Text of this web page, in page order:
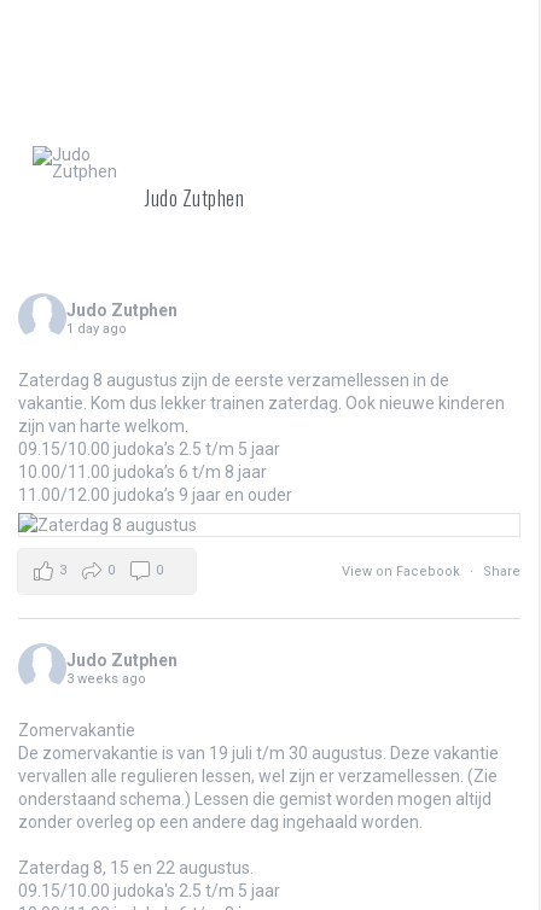
Judo Zutphen
Judo Zutphen
1 day ago
Zaterdag 8 augustus zijn de eerste verzamellessen in de
vakantie. Kom dus lekker trainen zaterdag. Ook nieuwe kinderen
zijn van harte welkom.
09.15/10.00 judoka’s 2.5 t/m 5 jaar
10.00/11.00 judoka’s 6 t/m 8 jaar
11.00/12.00 judoka’s 9 jaar en ouder
View on Facebook · Share
3 0 0
Judo Zutphen
3 weeks ago
Zomervakantie
De zomervakantie is van 19 juli t/m 30 augustus. Deze vakantie
vervallen alle regulieren lessen, wel zijn er verzamellessen. (Zie
onderstaand schema.) Lessen die gemist worden mogen altijd
zonder overleg op een andere dag ingehaald worden.
Zaterdag 8, 15 en 22 augustus.
09.15/10.00 judoka's 2.5 t/m 5 jaar